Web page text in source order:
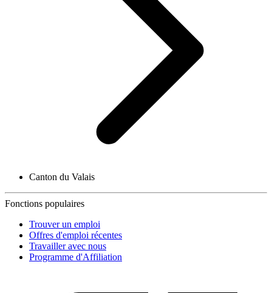
Canton du Valais
Fonctions populaires
Trouver un emploi
Offres d'emploi récentes
Travailler avec nous
Programme d'Affiliation